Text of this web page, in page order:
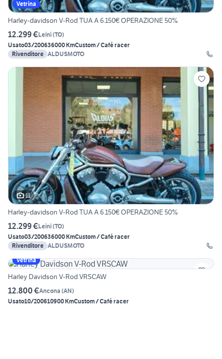
Vetrina
Harley-davidson V-Rod TUA A 6.150€ OPERAZIONE 50%
12.299 €Leini(TO)
Usato03/200636000 KmCustom / Café racer
Rivenditore ALDUSMOTO
11
Harley-davidson V-Rod TUA A 6.150€ OPERAZIONE 50%
12.299 €Leini(TO)
Usato03/200636000 KmCustom / Café racer
Rivenditore ALDUSMOTO
Vetrina
Harley Davidson V-Rod VRSCAW
12.800 €Ancona (AN)
Usato10/200610900 KmCustom / Café racer